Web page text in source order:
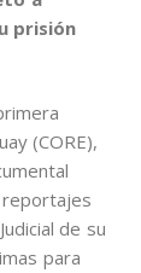
prisión
(CORE),
reportajes
de su
para